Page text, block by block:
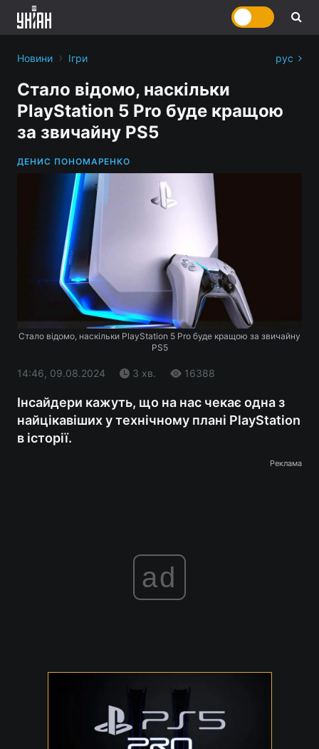
Політика
Новини › Ігри рус
Стало відомо, наскільки
PlayStation 5 Pro буде кращою
за звичайну PS5
ДЕНИС ПОНОМАРЕНКО
Стало відомо, наскільки PlayStation 5 Pro буде кращою за звичайну
PS5
14:46, 09.08.2024 3 хв. 16388
Інсайдери кажуть, що на нас чекає одна з
найцікавіших у технічному плані PlayStation
в історії.
Реклама
ad